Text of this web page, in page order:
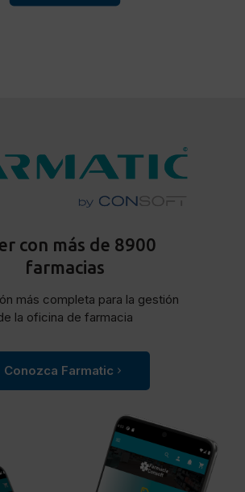
con más de 8900
farmacias
más completa para la gestión
la oficina de farmacia
Conozca Farmatic